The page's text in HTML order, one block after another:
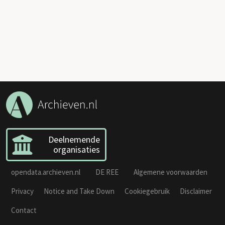
Deelnemende
organisaties
opendata.archieven.nl DE REE
Algemene voorwaarden
Privacy
Notice and Take Down Cookiegebruik
Disclaimer
Contact